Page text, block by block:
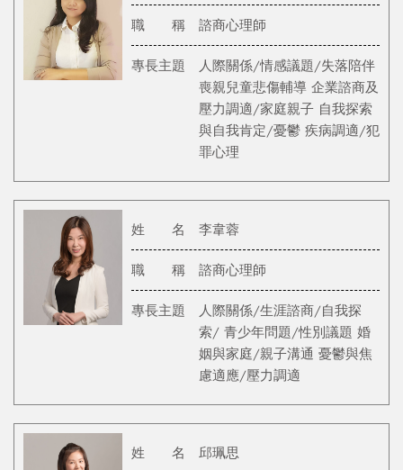
職 稱 諮商心理師
專長主題
人際關係/情感議題/失落陪伴
喪親兒童悲傷輔導 企業諮商及
壓力調適/家庭親子 自我探索
與自我肯定/憂鬱 疾病調適/犯
罪心理
姓 名 李韋蓉
職 稱 諮商心理師
專長主題
人際關係/生涯諮商/自我探
索/ 青少年問題/性別議題 婚
姻與家庭/親子溝通 憂鬱與焦
慮適應/壓力調適
姓 名 邱珮思